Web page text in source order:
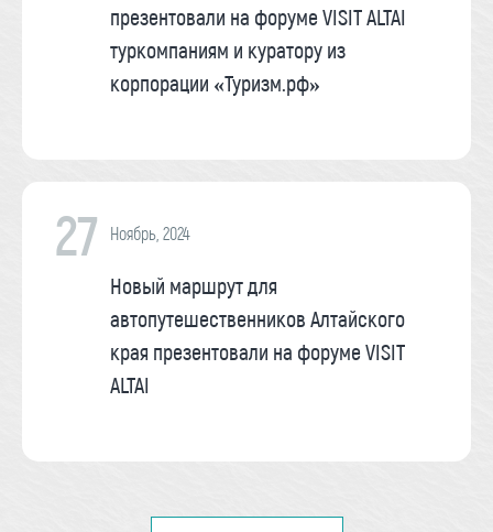
презентовали на форуме VISIT ALTAI
туркомпаниям и куратору из
корпорации «Туризм.рф»
27 Ноябрь, 2024
Новый маршрут для
автопутешественников Алтайского
края презентовали на форуме VISIT
ALTAI